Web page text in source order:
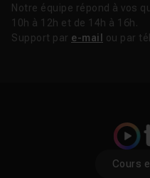
Notre équipe répond à vos
10h à 12h et de 14h à 16h.
Support par e-mail ou par
Cours